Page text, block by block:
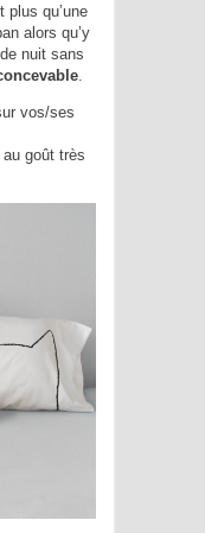
plus qu’une
alors qu’y
nuit sans
vos/ses
au goût très